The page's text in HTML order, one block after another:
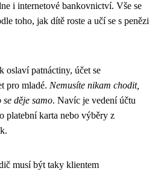
i internetové bankovnictví. Vše se
toho, jak dítě roste a učí se s penězi
patnáctiny, účet se
pro mladé. Nemusíte nikam chodit,
děje samo. Navíc je vedení účtu
platební karta nebo výběry z
musí být taky klientem